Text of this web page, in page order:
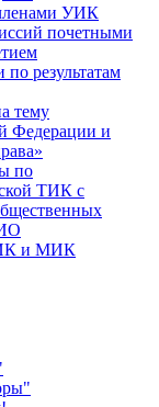
УИК
почетными
результатам
тему
Федерации и
по
ТИК с
и МИК